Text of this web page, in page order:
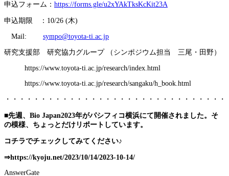
申込フォーム： https://forms.gle/u2xYAkTksKcKit23A
申込期限 ：10/26 (木)
Mail: sympo@toyota-ti.ac.jp
研究支援部 研究協力グループ （シンポジウム担当 三尾・田野）
https://www.toyota-ti.ac.jp/research/index.html
https://www.toyota-ti.ac.jp/research/sangaku/h_book.html
・・・・・・・・・・・・・・・・・・・・・・・・・・・・・・
■先週、 Bio Japan2023年がパシフィコ横浜にて開催されました。そ
の模様、ちょっとだけリポートしています。
コチラでチェックしてみてください♪
⇒https://kyoju.net/2023/10/14/2023-10-14/
AnswerGate